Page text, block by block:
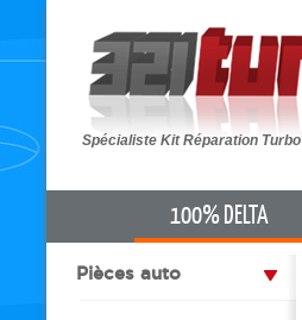
Spécialiste Kit Réparation Turbo
100% DELTA
pièces auto